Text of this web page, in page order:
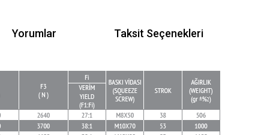
Yorumlar Taksit Seçenekleri